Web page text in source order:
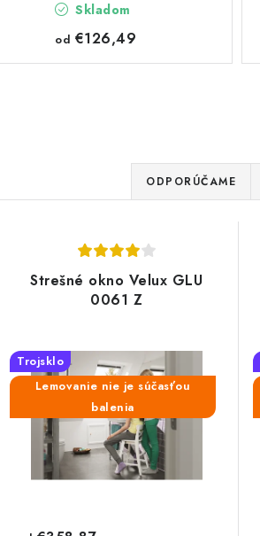
Skladom
od €126,49
R
a
d
e
n
i
e
p
r
o
ODPORÚČAME
Strešné okno Velux GLU
0061 Z
Trojsklo
Lemovanie nie je súčasťou
balenia